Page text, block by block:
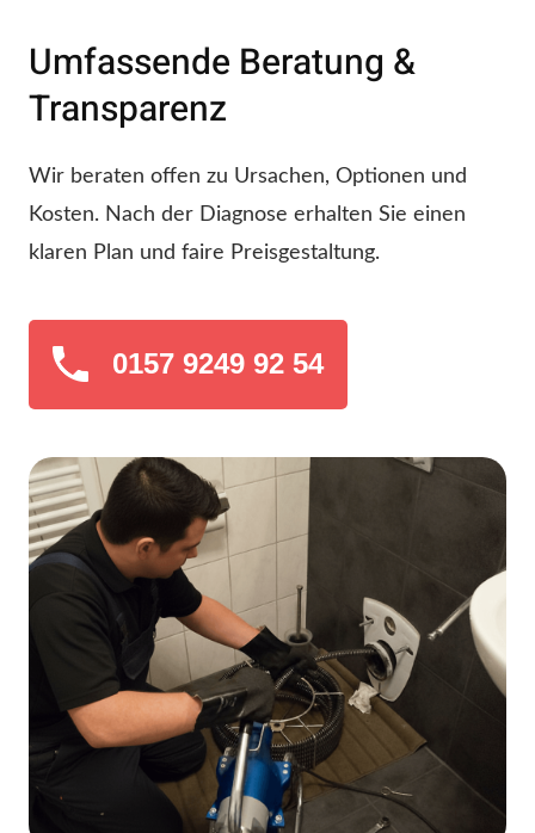
Umfassende Beratung &
Transparenz
Wir beraten offen zu Ursachen, Optionen und
Kosten. Nach der Diagnose erhalten Sie einen
klaren Plan und faire Preisgestaltung.
0157 9249 92 54